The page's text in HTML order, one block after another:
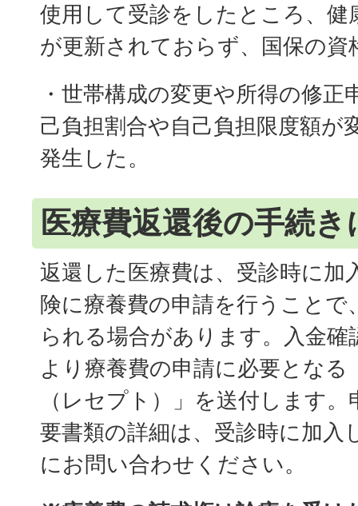
使用して受診をしたところ、健
が更新されておらず、国保の資
・世帯構成の変更や所得の修正
己負担割合や自己負担限度額が
発生した。
医療費返還後の手続
返還した医療費は、受診時に加
険に療養費の申請を行うことで
られる場合があります。入金確
より療養費の申請に必要となる
（レセプト）」を送付します
要書類の詳細は、受診時に加入
にお問い合わせください。